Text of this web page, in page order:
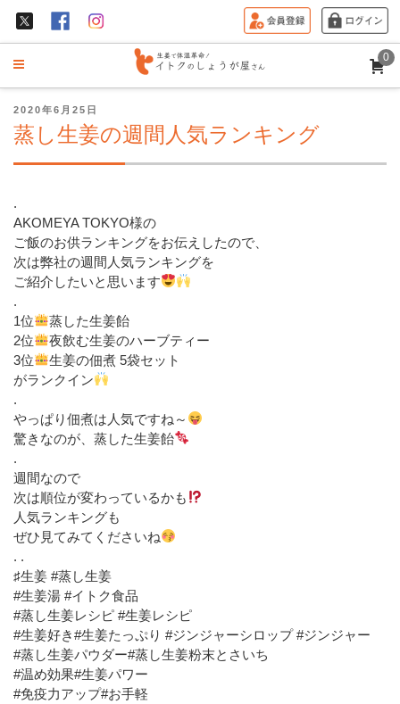
0
投
稿
日:
2020年6月25日
蒸し生姜の週間人気ランキング
.
AKOMEYA TOKYO様の
ご飯のお供ランキングをお伝えしたので、
次は弊社の週間人気ランキングを
ご紹介したいと思います
.
1位
蒸した生姜飴
2位
夜飲む生姜のハーブティー
3位
生姜の佃煮 5袋セット
がランクイン
.
やっぱり佃煮は人気ですね～
驚きなのが、蒸した生姜飴
.
週間なので
次は順位が変わっているかも
人気ランキングも
ぜひ見てみてくださいね
. .
♯生姜 #蒸し生姜
#生姜湯 #イトク食品
#蒸し生姜レシピ #生姜レシピ
#生姜好き#生姜たっぷり #ジンジャーシロップ #ジンジャー
#蒸し生姜パウダー#蒸し生姜粉末とさいち
#温め効果#生姜パワー
#免疫力アップ#お手軽